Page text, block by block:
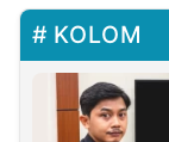
KOLOM